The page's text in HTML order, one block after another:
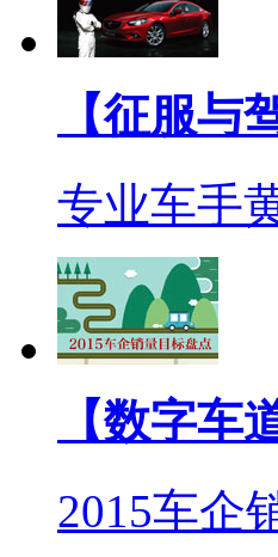
【征服与
专业车手
【数字车
2015车企